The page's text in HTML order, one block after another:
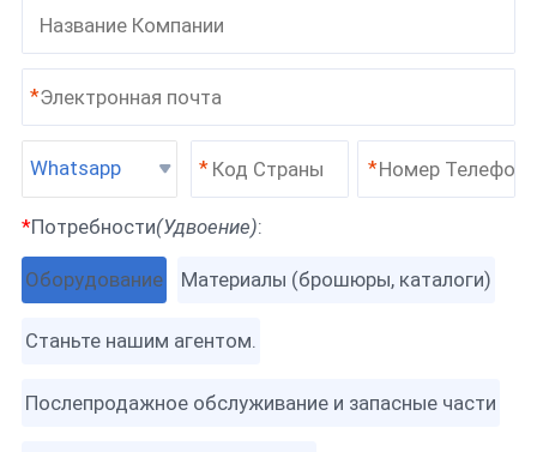
*
Whatsapp * *
*Потребности(Удвоение):
Оборудование Материалы (брошюры, каталоги)
Станьте нашим агентом.
Послепродажное обслуживание и запасные части